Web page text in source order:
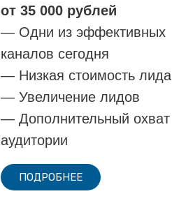
от 35 000 рублей
— Одни из эффективных
каналов сегодня
— Низкая стоимость лида
— Увеличение лидов
— Дополнительный охват
аудитории
ПОДРОБНЕЕ